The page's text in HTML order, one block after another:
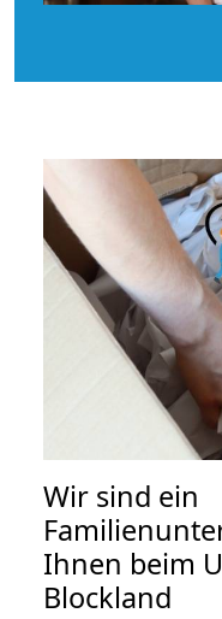
Wir sind ein
Ihnen beim
Blockland